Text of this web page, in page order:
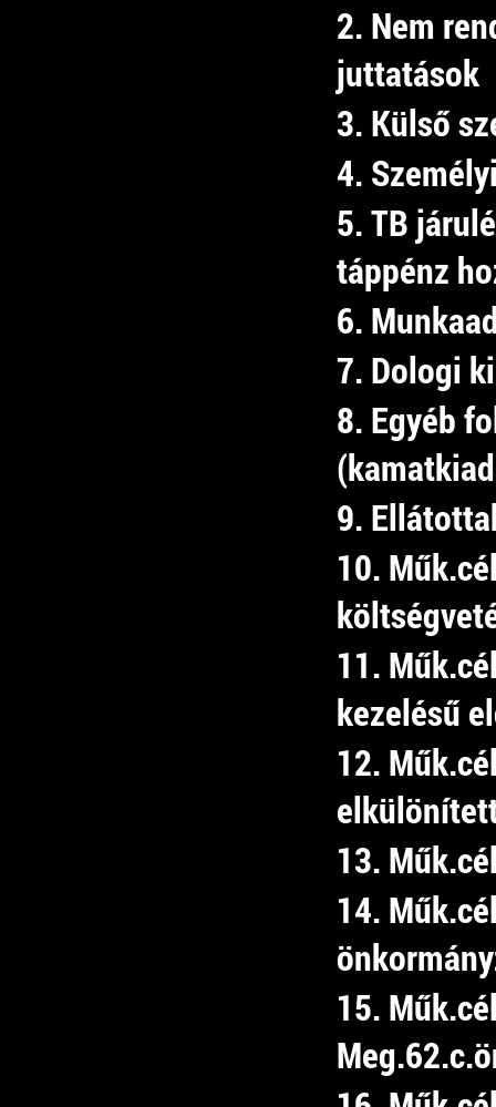
2. Nem
juttatások
3. Külső
4.
5. TB
táppénz
6.
7. Dologi
8. Egyéb
9.
10.
11.
kezelésű
12.
13.
14.
15.